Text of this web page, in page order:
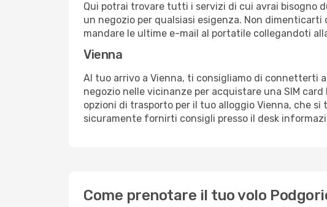
Qui potrai trovare tutti i servizi di cui avrai bisogno
un negozio per qualsiasi esigenza. Non
mandare le ultime e-mail al portatile collegandoti
Vienna
Al tuo arrivo a Vienna, ti consigliamo di connetterti
negozio nelle vicinanze per acquistare una SIM
opzioni di trasporto per il tuo alloggio Vienna, che
sicuramente fornirti consigli presso il desk
Come prenotare il tuo volo